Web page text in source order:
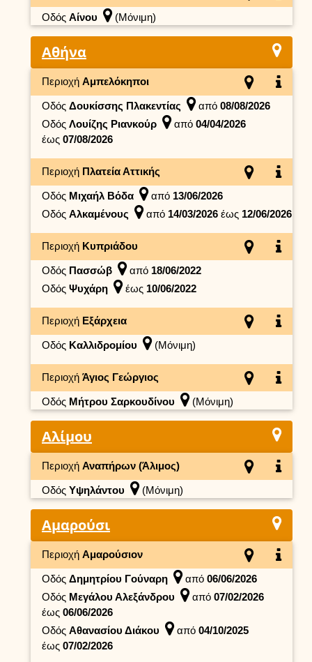
Οδός Αίνου (Μόνιμη)
Αθήνα
Περιοχή Αμπελόκηποι
Οδός Δουκίσσης Πλακεντίας από 08/08/2026
Οδός Λουίζης Ριανκούρ από 04/04/2026
έως 07/08/2026
Περιοχή Πλατεία Αττικής
Οδός Μιχαήλ Βόδα από 13/06/2026
Οδός Αλκαμένους από 14/03/2026 έως 12/06/2026
Περιοχή Κυπριάδου
Οδός Πασσώβ από 18/06/2022
Οδός Ψυχάρη έως 10/06/2022
Περιοχή Εξάρχεια
Οδός Καλλιδρομίου (Μόνιμη)
Περιοχή Άγιος Γεώργιος
Οδός Μήτρου Σαρκουδίνου (Μόνιμη)
Αλίμου
Περιοχή Αναπήρων (Άλιμος)
Οδός Υψηλάντου (Μόνιμη)
Αμαρούσι
Περιοχή Αμαρούσιον
Οδός Δημητρίου Γούναρη από 06/06/2026
Οδός Μεγάλου Αλεξάνδρου από 07/02/2026
έως 06/06/2026
Οδός Αθανασίου Διάκου από 04/10/2025
έως 07/02/2026